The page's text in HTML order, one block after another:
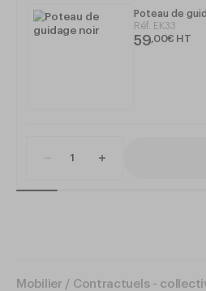
Poteau de
Réf. EK33
59,00€ HT
Mobilier / Contractuels -